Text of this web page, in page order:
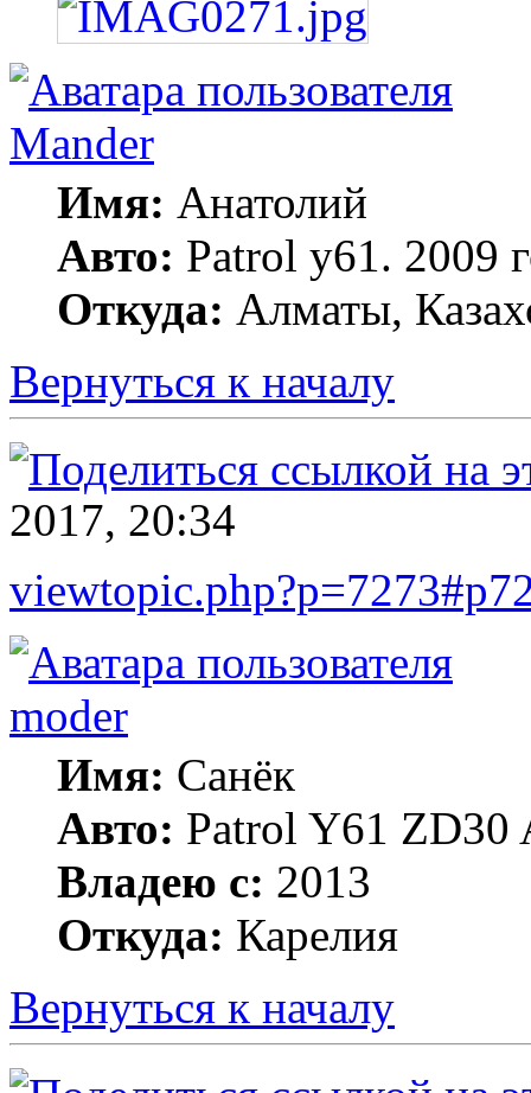
Mander
Имя: Анатолий
Авто: Patrol y61.
Откуда: Алматы,
Вернуться к началу
2017, 20:34
moder
Имя: Санёк
Авто: Patrol Y61 ZD30
Владею с: 2013
Откуда: Карелия
Вернуться к началу